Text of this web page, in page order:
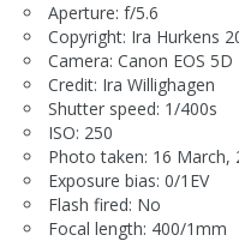
Aperture: f/5.6
Copyright: Ira Hurkens
Camera: Canon EOS 5D
Credit: Ira Willighagen
Shutter speed: 1/400s
ISO: 250
Photo taken: 16 March,
Exposure bias: 0/1EV
Flash fired: No
Focal length: 400/1mm